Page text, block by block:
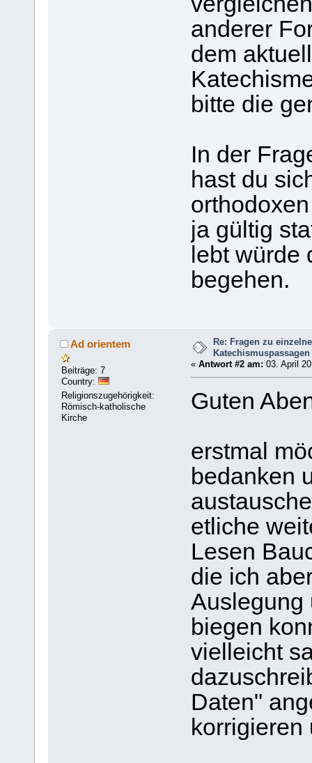
anderer
dem
bitte die
In der
hast du
ja gültig
lebt würde
begehen.
Ad orientem
Beiträge: 7
Country:
Religionszugehörigkeit:
Römisch-katholische
Kirche
Re: Fragen zu
Katechismuspassagen
« Antwort #2 am: 03. April
Guten
erstmal
bedanken
etliche
Lesen
die ich
Auslegung
biegen
vielleicht
Daten"